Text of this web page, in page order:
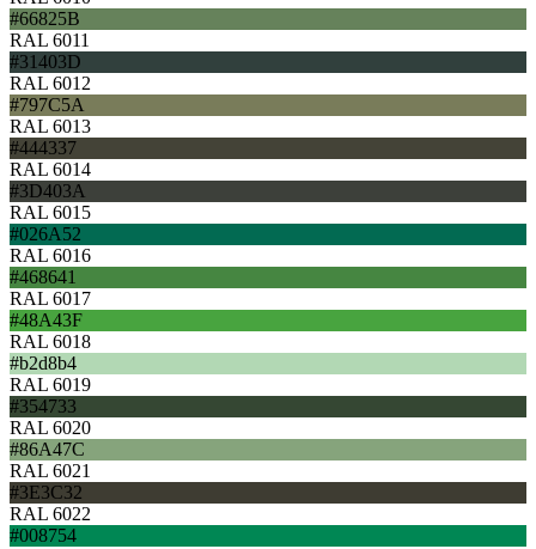
#66825B
RAL 6011
#31403D
RAL 6012
#797C5A
RAL 6013
#444337
RAL 6014
#3D403A
RAL 6015
#026A52
RAL 6016
#468641
RAL 6017
#48A43F
RAL 6018
#b2d8b4
RAL 6019
#354733
RAL 6020
#86A47C
RAL 6021
#3E3C32
RAL 6022
#008754